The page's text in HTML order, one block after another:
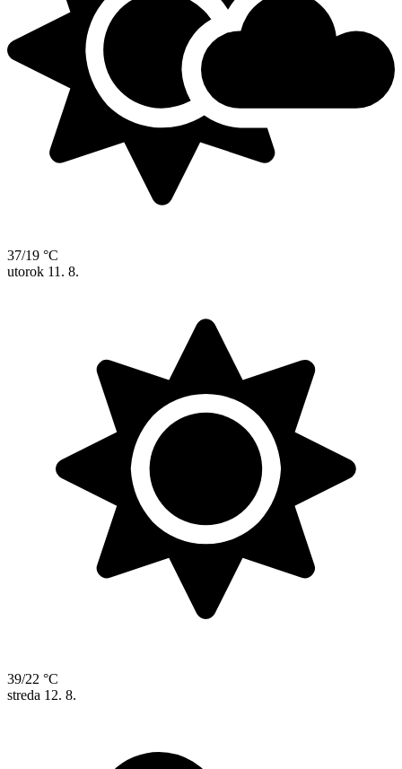
37/19 °C
utorok 11. 8.
39/22 °C
streda 12. 8.